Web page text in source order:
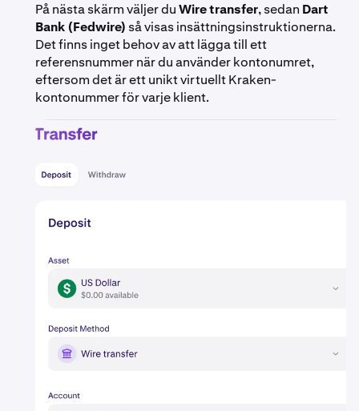
På nästa skärm väljer duWire transfer, sedan Dart
Bank (Fedwire) så visas insättningsinstruktionerna.
Det finns inget behov av att lägga till ett
referensnummer när du använder kontonumret,
eftersom det är ett unikt virtuellt Kraken-
kontonummer för varje klient.